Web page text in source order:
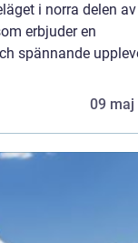
i norra delen av
erbjuder en
spännande
09 maj